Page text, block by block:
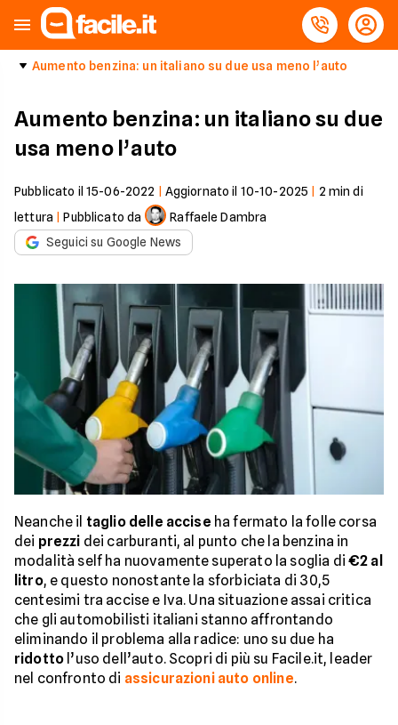
Aumento benzina: un italiano su due usa meno l’auto
Aumento benzina: un italiano su due
usa meno l’auto
Pubblicato il 15-06-2022 Aggiornato il 10-10-2025 2 min di
lettura |Pubblicato da
Raffaele Dambra
Seguici su Google News
Neanche il taglio delle accise ha fermato la folle corsa
dei prezzi dei carburanti, al punto che la benzina in
modalità self ha nuovamente superato la soglia di€2 al
litro, e questo nonostante la sforbiciata di 30,5
centesimi tra accise e Iva. Una situazione assai critica
che gli automobilisti italiani stanno affrontando
eliminando il problema alla radice: uno su due ha
ridotto l’uso dell’auto. Scopri di più su Facile.it, leader
nel confronto di assicurazioni auto online.